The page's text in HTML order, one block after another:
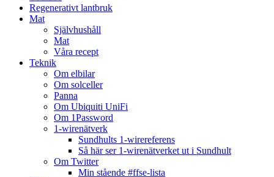
Regenerativt lantbruk
Mat
Självhushåll
Mat
Våra recept
Teknik
Om elbilar
Om solceller
Panna
Om Ubiquiti UniFi
Om 1Password
1-wirenätverk
Sundhults 1-wirereferens
Så här ser 1-wirenätverket ut i Sundhult
Om Twitter
Min stående #ffse-lista